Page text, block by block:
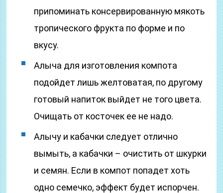
припоминать консервированную мякоть
тропического фрукта по форме и по
вкусу.
Алыча для изготовления компота
подойдет лишь желтоватая, по другому
готовый напиток выйдет не того цвета.
Очищать от косточек ее не надо.
Алычу и кабачки следует отлично
вымыть, а кабачки – очистить от шкурки
и семян. Если в компот попадет хоть
одно семечко, эффект будет испорчен.